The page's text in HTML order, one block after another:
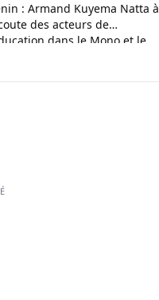
: Armand Kuyema Natta à
des acteurs de
dans le Mono et le